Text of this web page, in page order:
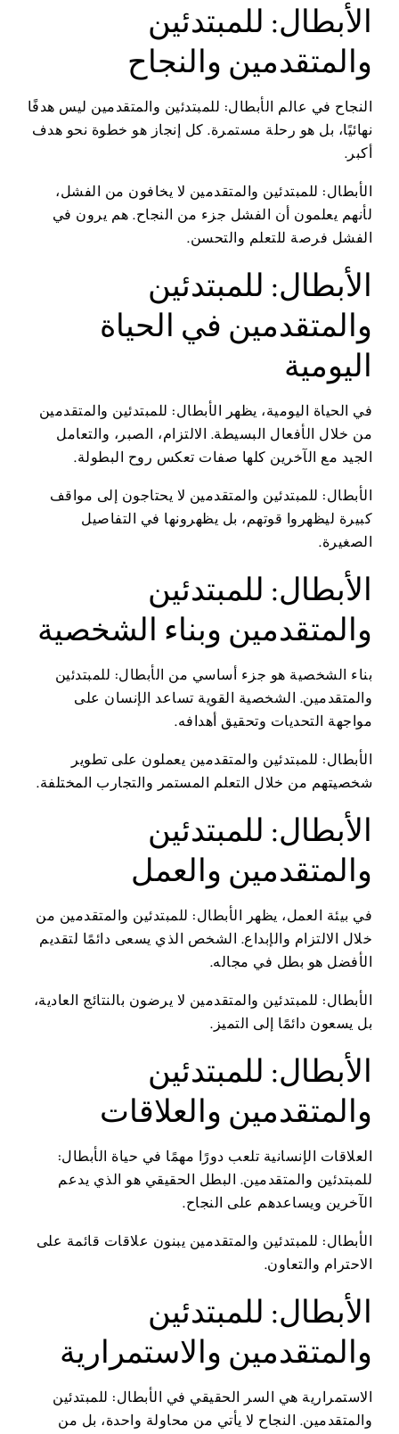
الأبطال: للمبتدئين
والمتقدمين والنجاح
النجاح في عالم الأبطال: للمبتدئين والمتقدمين ليس هدفًا
نهائيًا، بل هو رحلة مستمرة. كل إنجاز هو خطوة نحو هدف
أكبر.
الأبطال: للمبتدئين والمتقدمين لا يخافون من الفشل،
لأنهم يعلمون أن الفشل جزء من النجاح. هم يرون في
الفشل فرصة للتعلم والتحسن.
الأبطال: للمبتدئين
والمتقدمين في الحياة
اليومية
في الحياة اليومية، يظهر الأبطال: للمبتدئين والمتقدمين
من خلال الأفعال البسيطة. الالتزام، الصبر، والتعامل
الجيد مع الآخرين كلها صفات تعكس روح البطولة.
الأبطال: للمبتدئين والمتقدمين لا يحتاجون إلى مواقف
كبيرة ليظهروا قوتهم، بل يظهرونها في التفاصيل
الصغيرة.
الأبطال: للمبتدئين
والمتقدمين وبناء الشخصية
بناء الشخصية هو جزء أساسي من الأبطال: للمبتدئين
والمتقدمين. الشخصية القوية تساعد الإنسان على
مواجهة التحديات وتحقيق أهدافه.
الأبطال: للمبتدئين والمتقدمين يعملون على تطوير
شخصيتهم من خلال التعلم المستمر والتجارب المختلفة.
الأبطال: للمبتدئين
والمتقدمين والعمل
في بيئة العمل، يظهر الأبطال: للمبتدئين والمتقدمين من
خلال الالتزام والإبداع. الشخص الذي يسعى دائمًا لتقديم
الأفضل هو بطل في مجاله.
الأبطال: للمبتدئين والمتقدمين لا يرضون بالنتائج العادية،
بل يسعون دائمًا إلى التميز.
الأبطال: للمبتدئين
والمتقدمين والعلاقات
العلاقات الإنسانية تلعب دورًا مهمًا في حياة الأبطال:
للمبتدئين والمتقدمين. البطل الحقيقي هو الذي يدعم
الآخرين ويساعدهم على النجاح.
الأبطال: للمبتدئين والمتقدمين يبنون علاقات قائمة على
الاحترام والتعاون.
الأبطال: للمبتدئين
والمتقدمين والاستمرارية
الاستمرارية هي السر الحقيقي في الأبطال: للمبتدئين
والمتقدمين. النجاح لا يأتي من محاولة واحدة، بل من